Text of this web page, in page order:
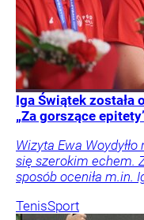
Iga Świątek została
„Za gorszące
Wizyta Ewa
się szerokim echem.
sposób oceniła m.in.
TenisSport